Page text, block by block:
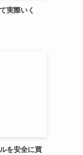
実際いく
を安全に買